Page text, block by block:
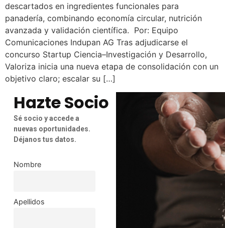
descartados en ingredientes funcionales para
panadería, combinando economía circular, nutrición
avanzada y validación científica. Por: Equipo
Comunicaciones Indupan AG Tras adjudicarse el
concurso Startup Ciencia–Investigación y Desarrollo,
Valoriza inicia una nueva etapa de consolidación con un
objetivo claro; escalar su […]
Hazte Socio
Sé socio y accede a
nuevas oportunidades.
Déjanos tus datos.
Nombre
Apellidos